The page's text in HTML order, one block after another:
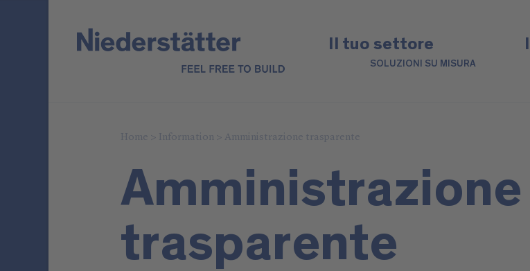
Il tuo settore
SOLUZIONI SU MISURA
Amministrazione
trasparente
Home > Information > Amministrazione trasparente